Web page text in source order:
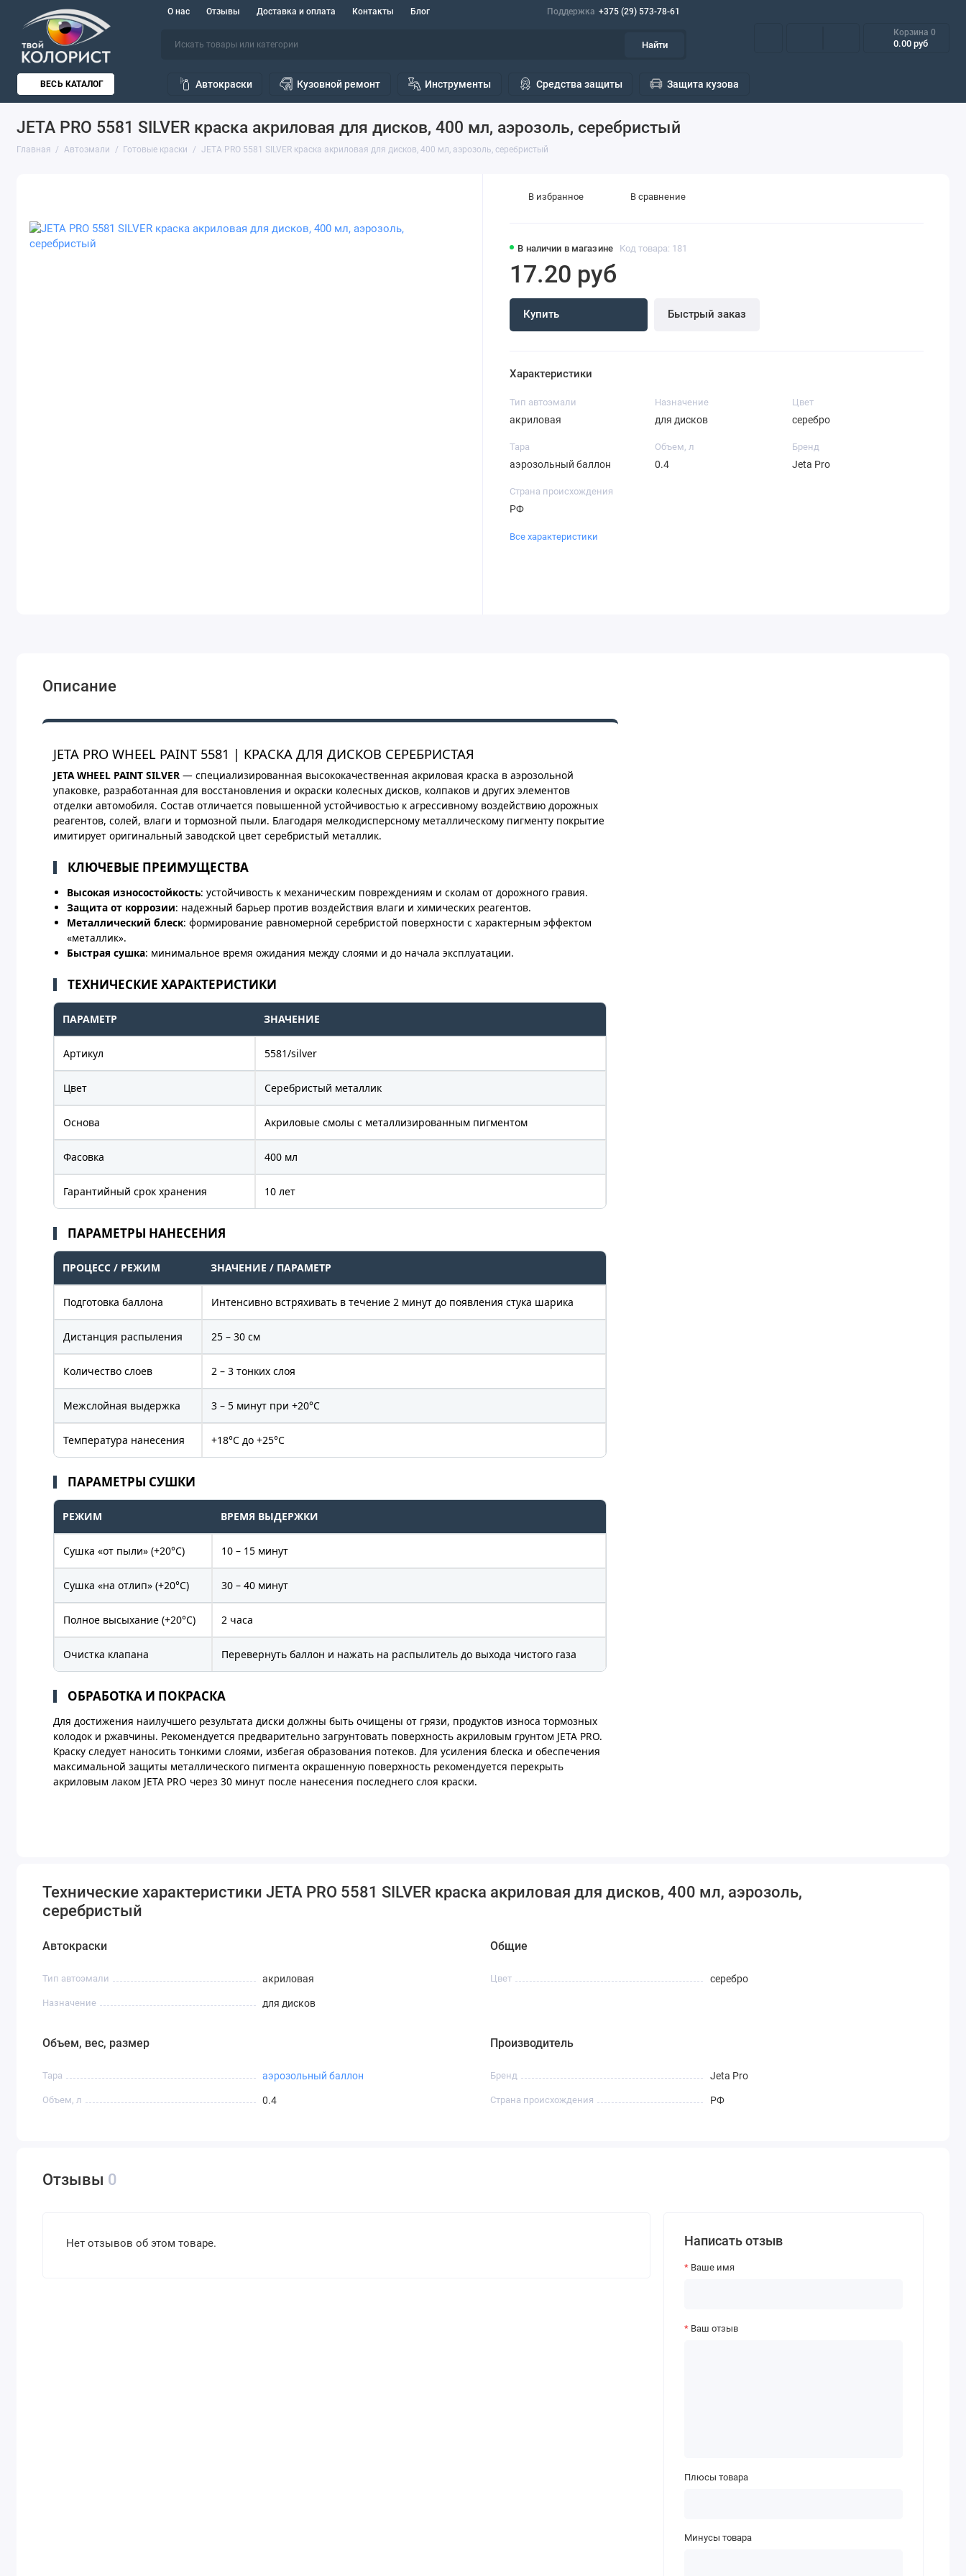
О нас Отзывы Доставка и оплата Контакты Блог Поддержка +375 (29) 573-78-61
Найти
Корзина 0
0.00 руб
ВЕСЬ КАТАЛОГ Автокраски Кузовной ремонт Инструменты Средства защиты Защита кузова
JETA PRO 5581 SILVER краска акриловая для дисков, 400 мл, аэрозоль, серебристый
Главная Автоэмали Готовые краски JETA PRO 5581 SILVER краска акриловая для дисков, 400 мл, аэрозоль, серебристый
В наличии в магазине Код товара: 181
17.20 руб
Купить Быстрый заказ
В избранное В сравнение
Характеристики
Тип автоэмали
акриловая
Назначение
для дисков
Цвет
серебро
Тара
аэрозольный баллон
Объем, л
0.4
Бренд
Jeta Pro
Страна происхождения
РФ
Все характеристики
Описание
JETA PRO WHEEL PAINT 5581 | КРАСКА ДЛЯ ДИСКОВ СЕРЕБРИСТАЯ
JETA WHEEL PAINT SILVER — специализированная высококачественная акриловая краска в аэрозольной
упаковке, разработанная для восстановления и окраски колесных дисков, колпаков и других элементов
отделки автомобиля. Состав отличается повышенной устойчивостью к агрессивному воздействию дорожных
реагентов, солей, влаги и тормозной пыли. Благодаря мелкодисперсному металлическому пигменту покрытие
имитирует оригинальный заводской цвет серебристый металлик.
КЛЮЧЕВЫЕ ПРЕИМУЩЕСТВА
Высокая износостойкость: устойчивость к механическим повреждениям и сколам от дорожного гравия.
Защита от коррозии: надежный барьер против воздействия влаги и химических реагентов.
Металлический блеск: формирование равномерной серебристой поверхности с характерным эффектом
«металлик».
Быстрая сушка: минимальное время ожидания между слоями и до начала эксплуатации.
ТЕХНИЧЕСКИЕ ХАРАКТЕРИСТИКИ
ПАРАМЕТР ЗНАЧЕНИЕ
Артикул 5581/silver
Цвет Серебристый металлик
Основа Акриловые смолы с металлизированным пигментом
Фасовка 400 мл
Гарантийный срок хранения 10 лет
ПАРАМЕТРЫ НАНЕСЕНИЯ
ПРОЦЕСС / РЕЖИМ ЗНАЧЕНИЕ / ПАРАМЕТР
Подготовка баллона Интенсивно встряхивать в течение 2 минут до появления стука шарика
Дистанция распыления 25 – 30 см
Количество слоев 2 – 3 тонких слоя
Межслойная выдержка 3 – 5 минут при +20°С
Температура нанесения +18°С до +25°С
ПАРАМЕТРЫ СУШКИ
РЕЖИМ ВРЕМЯ ВЫДЕРЖКИ
Сушка «от пыли» (+20°С) 10 – 15 минут
Сушка «на отлип» (+20°С) 30 – 40 минут
Полное высыхание (+20°С) 2 часа
Очистка клапана Перевернуть баллон и нажать на распылитель до выхода чистого газа
ОБРАБОТКА И ПОКРАСКА
Для достижения наилучшего результата диски должны быть очищены от грязи, продуктов износа тормозных
колодок и ржавчины. Рекомендуется предварительно загрунтовать поверхность акриловым грунтом JETA PRO.
Краску следует наносить тонкими слоями, избегая образования потеков. Для усиления блеска и обеспечения
максимальной защиты металлического пигмента окрашенную поверхность рекомендуется перекрыть
акриловым лаком JETA PRO через 30 минут после нанесения последнего слоя краски.
Технические характеристики JETA PRO 5581 SILVER краска акриловая для дисков, 400 мл, аэрозоль,
серебристый
Автокраски
Тип автоэмали акриловая
Назначение для дисков
Общие
Цвет серебро
Объем, вес, размер
Тара аэрозольный баллон
Объем, л 0.4
Производитель
Бренд Jeta Pro
Страна происхождения РФ
Отзывы 0
Нет отзывов об этом товаре. Написать отзыв
Ваше имя
Ваш отзыв
Плюсы товара
Минусы товара